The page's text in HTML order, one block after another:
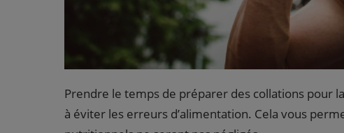
Prendre le temps de préparer des collations pour la
à éviter les erreurs d’alimentation. Cela vous